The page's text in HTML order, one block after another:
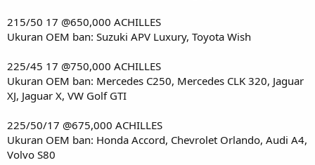
215/50 17 @650,000 ACHILLES
Ukuran OEM ban: Suzuki APV Luxury, Toyota Wish
225/45 17 @750,000 ACHILLES
Ukuran OEM ban: Mercedes C250, Mercedes CLK 320, Jaguar
XJ, Jaguar X, VW Golf GTI
225/50/17 @675,000 ACHILLES
Ukuran OEM ban: Honda Accord, Chevrolet Orlando, Audi A4,
Volvo S80